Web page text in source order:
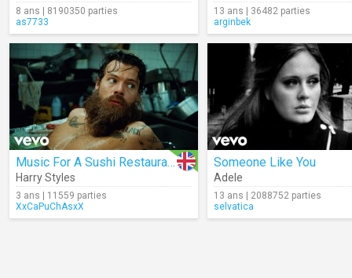
8 ans | 8190350 parties
as7733
13 ans | 36482 parties
arginbek
Music For A Sushi Restaurant
Harry Styles
3 ans | 11559 parties
XxCaPuChAsxX
Someone Like You
Adele
13 ans | 2088752 parties
selvatica